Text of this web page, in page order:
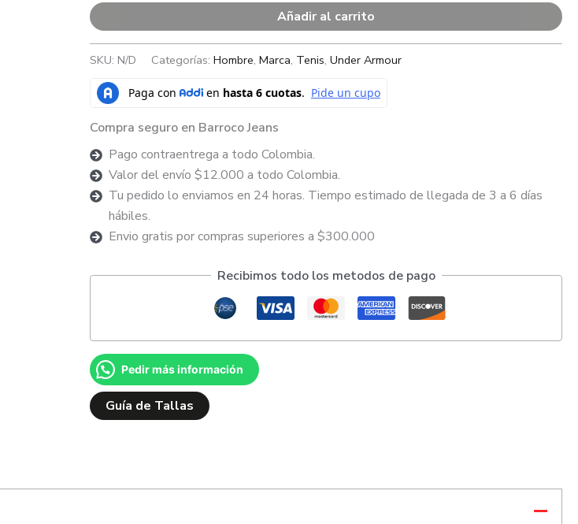
Añadir al carrito
SKU:N/D Categorías:Hombre,Marca, Tenis,Under Armour
Compra seguro en Barroco Jeans
Pago contraentrega a todo Colombia.
Valor del envío $12.000 a todo Colombia.
Tu pedido lo enviamos en 24 horas. Tiempo estimado de llegada de 3 a 6 días
hábiles.
Envio gratis por compras superiores a $300.000
Recibimos todo los metodos de pago
Pedir más información
Guía de Tallas